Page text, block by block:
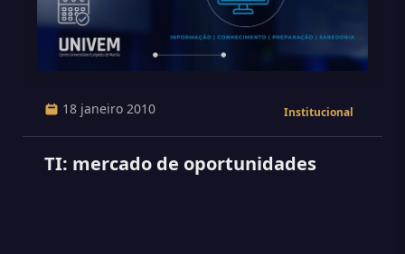
18 janeiro 2010 Institucional
TI: mercado de oportunidades